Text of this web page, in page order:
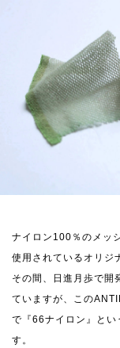
ナイロン100％のメッ
使用されているオリジ
その間、日進月歩で開
ていますが、この
で『66ナイロン』とい
す。